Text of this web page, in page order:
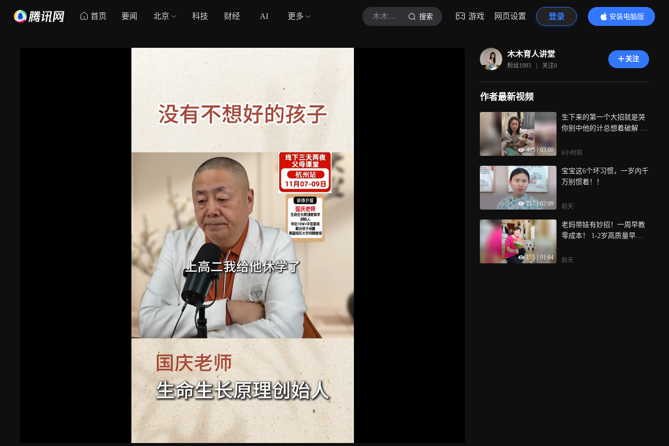
首页 要闻 北京 科技 财经 AI 更多 木木育人讲堂 搜索 游戏 网页设置 登录
安装电脑版
内容更精彩
木木育人讲堂
粉丝1993 | 关注0
关注
作者最新视频
495 03:00
生下来的第一个大招就是哭
你别中他的计总想着破解 装
用
8小时前
717 02:09
宝宝这6个坏习惯，一岁内千
万别惯着！！
前天
155 01:04
老妈带娃有妙招！一周早教
零成本！ 1-2岁高质量早教
前天